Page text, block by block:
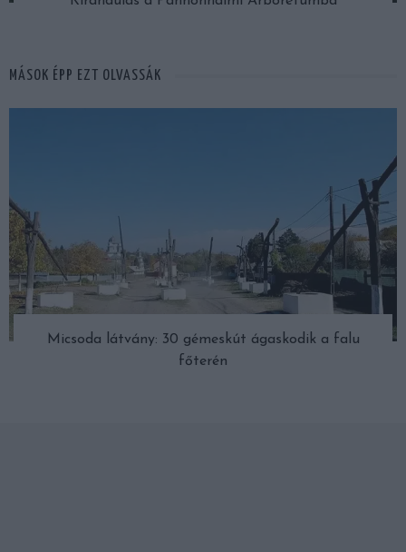
MÁSOK ÉPP EZT OLVASSÁK
Micsoda látvány: 30 gémeskút ágaskodik a falu
főterén